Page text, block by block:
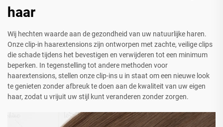
haar
Wij hechten waarde aan de gezondheid van uw natuurlijke haren.
Onze clip-in haarextensions zijn ontworpen met zachte, veilige clips
die schade tijdens het bevestigen en verwijderen tot een minimum
beperken. In tegenstelling tot andere methoden voor
haarextensions, stellen onze clip-ins u in staat om een nieuwe look
te genieten zonder afbreuk te doen aan de kwaliteit van uw eigen
haar, zodat u vrijuit uw stijl kunt veranderen zonder zorgen.